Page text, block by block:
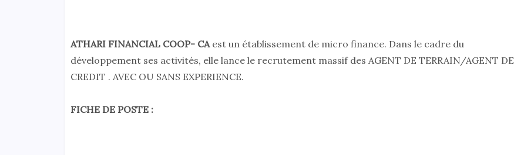
ATHARI FINANCIAL COOP- CAest un établissement de micro finance. Dans le cadre du
développement ses activités, elle lance le recrutement massif des AGENT DE TERRAIN/AGENT DE
CREDIT . AVEC OU SANS EXPERIENCE.
FICHE DE POSTE :